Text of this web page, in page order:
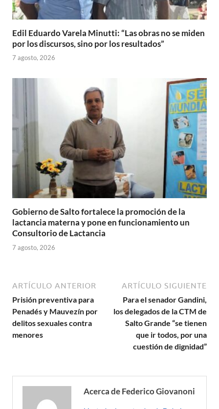
Edil Eduardo Varela Minutti: “Las obras no se miden
por los discursos, sino por los resultados”
7 agosto, 2026
Gobierno de Salto fortalece la promoción de la
lactancia materna y pone en funcionamiento un
Consultorio de Lactancia
7 agosto, 2026
ARTÍCULO ANTERIOR
Prisión preventiva para
Penadés y Mauvezín por
delitos sexuales contra
menores
ARTÍCULO SIGUIENTE
Para el senador Gandini,
los delegados de la CTM de
Salto Grande “se tienen
que ir todos, por una
cuestión de dignidad”
Acerca de Federico Giovanoni